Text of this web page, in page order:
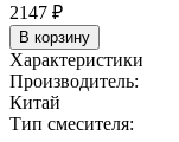
2147 ₽
В корзину
Характеристики
Производитель:
Китай
Тип смесителя: